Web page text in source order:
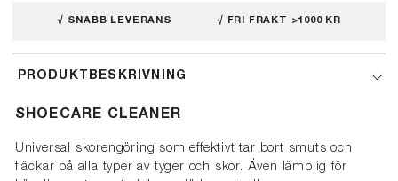
√ SNABB LEVERANS √ FRI FRAKT >1000 KR
PRODUKTBESKRIVNING
SHOECARE CLEANER
Universal skorengöring som effektivt tar bort smuts och
fläckar på alla typer av tyger och skor. Även lämplig för